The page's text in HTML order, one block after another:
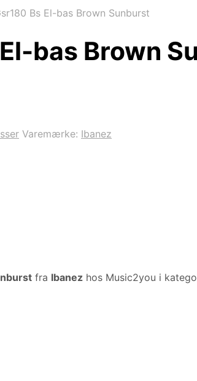
Bs El-bas Brown Sunburst
bas Brown
Varemærke: Ibanez
fra Ibanez hos Music2you i